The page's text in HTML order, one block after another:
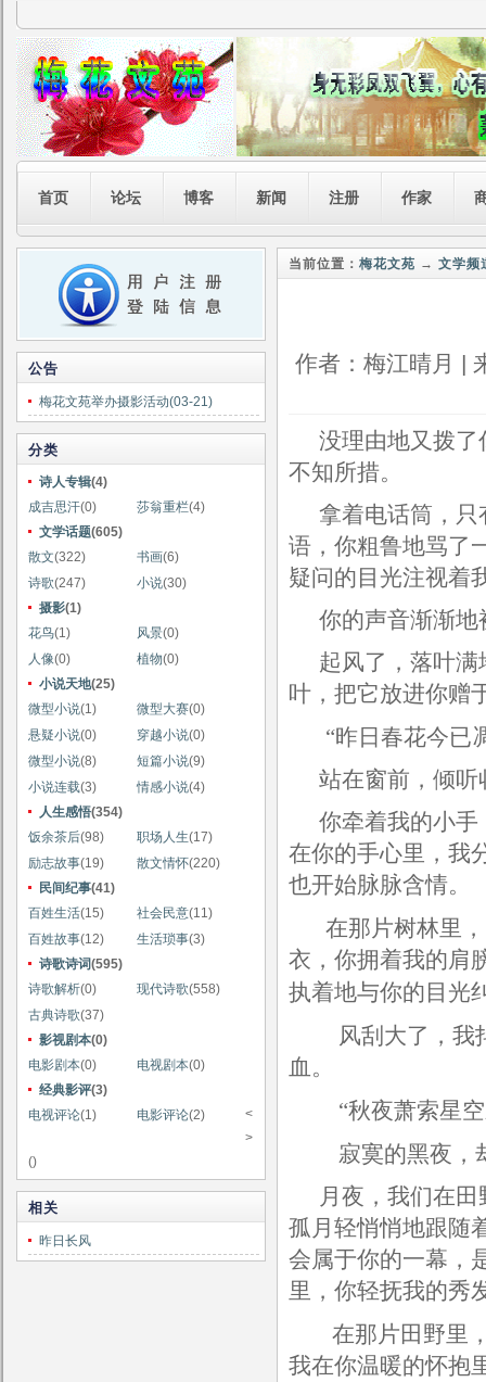
首页 论坛 博客 新闻 注册 作家
公告
梅花文苑举办摄影活动(03-21)
分类
诗人专辑(4)
成吉思汗(0) 莎翁重栏(4)
文学话题(605)
散文(322) 书画(6)
诗歌(247) 小说(30)
摄影(1)
花鸟(1) 风景(0)
人像(0) 植物(0)
小说天地(25)
微型小说(1) 微型大赛(0)
悬疑小说(0) 穿越小说(0)
微型小说(8) 短篇小说(9)
小说连载(3) 情感小说(4)
人生感悟(354)
饭余茶后(98) 职场人生(17)
励志故事(19) 散文情怀(220)
民间纪事(41)
百姓生活(15) 社会民意(11)
百姓故事(12) 生活琐事(3)
诗歌诗词(595)
诗歌解析(0) 现代诗歌(558)
古典诗歌(37)
影视剧本(0)
电影剧本(0) 电视剧本(0)
经典影评(3)
电视评论(1) 电影评论(2)
<
>
()
相关
昨日长风
当前位置： 梅花文苑 → 文学频
作者：梅江晴月 |
没理由地又拨
不知所措。
拿着电话筒，只
语，你粗鲁地骂了
疑问的目光注视着
你的声音渐渐
起风了，落叶
叶，把它放进你赠
“昨日春花今已
站在窗前，倾
你牵着我的小
在你的手心里，我
也开始脉脉含情。
在那片树林里
衣，你拥着我的肩
执着地与你的目光
风刮大了，我
血。
“秋夜萧索星
寂寞的黑夜，
月夜，我们在
孤月轻悄悄地跟随
会属于你的一幕，
里，你轻抚我的秀
在那片田野里
我在你温暖的怀抱